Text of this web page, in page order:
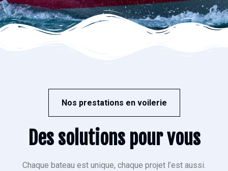
Nos prestations en voilerie
Des solutions pour vous
Chaque bateau est unique, chaque projet l’est aussi.